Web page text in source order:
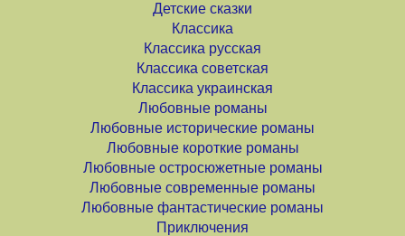
Детские сказки
Классика
Классика русская
Классика советская
Классика украинская
Любовные романы
Любовные исторические романы
Любовные короткие романы
Любовные остросюжетные романы
Любовные современные романы
Любовные фантастические романы
Приключения